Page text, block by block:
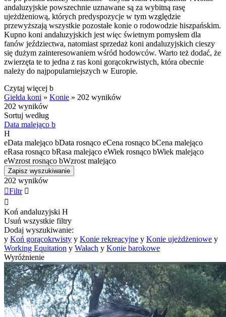
andaluzyjskie powszechnie uznawane są za wybitną rasę
ujeżdżeniową, których predyspozycje w tym względzie
przewyższają wszystkie pozostałe konie o rodowodzie hiszpańskim.
Kupno koni andaluzyjskich jest więc świetnym pomysłem dla
fanów jeździectwa, natomiast sprzedaż koni andaluzyjskich cieszy
się dużym zainteresowaniem wśród hodowców. Warto też dodać, że
zwierzęta te to jedna z ras koni gorącokrwistych, która obecnie
należy do najpopularniejszych w Europie.
Czytaj więcej b
Giełda koni » Konie » 202 wyników
202 wyników
Sortuj według
Data malejąco b
H
eData malejąco bData rosnąco eCena rosnąco bCena malejąco
eRasa rosnąco bRasa malejąco eWiek rosnąco bWiek malejąco
eWzrost rosnąco bWzrost malejąco
Zapisz wyszukiwanie
202 wyników
Filtr 

Koń andaluzyjski H
Usuń wszystkie filtry
Dodaj wyszukiwanie:
y Koń gorącokrwisty y Konie rekreacyjne y Konie ujeżdżeniowe y
Working Equitation y Wałach y Konie barokowe
Wyróżnienie